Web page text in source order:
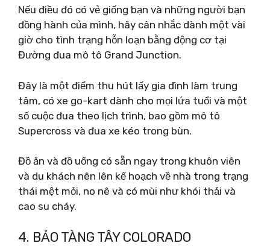
Nếu điều đó có vẻ giống bạn và những người bạn
đồng hành của mình, hãy cân nhắc dành một vài
giờ cho tình trạng hỗn loạn bằng động cơ tại
Đường đua mô tô Grand Junction.
Đây là một điểm thu hút lấy gia đình làm trung
tâm, có xe go-kart dành cho mọi lứa tuổi và một
số cuộc đua theo lịch trình, bao gồm mô tô
Supercross và đua xe kéo trong bùn.
Đồ ăn và đồ uống có sẵn ngay trong khuôn viên
và du khách nên lên kế hoạch về nhà trong trạng
thái mệt mỏi, no nê và có mùi như khói thải và
cao su cháy.
4. BẢO TÀNG TÂY COLORADO